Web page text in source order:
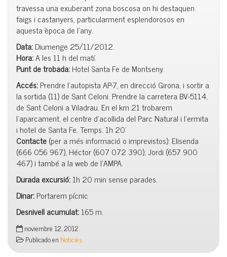
travessa una exuberant zona boscosa on hi destaquen
faigs i castanyers, particularment esplendorosos en
aquesta època de l’any.
Data:Diumenge 25/11/2012.
Hora:A les 11 h del matí.
Punt de trobada:Hotel Santa Fe de Montseny.
Accés:Prendre l’autopista AP-7, en direcció Girona, i sortir a
la sortida (11) de Sant Celoni. Prendre la carretera BV-5114,
de Sant Celoni a Viladrau. En el km 21 trobarem
l’aparcament, el centre d’acollida del Parc Natural i l’ermita
i hotel de Santa Fe. Temps: 1h 20’
Contacte(per a més informació o imprevistos): Elisenda
(666 056 967), Héctor (607 072 390), Jordi (657 900
467) i també a la web de l’AMPA.
Durada excursió:1h 20 min sense parades.
Dinar:Portarem pícnic
Desnivell acumulat:165 m.
noviembre 12, 2012
Publicado en Noticies